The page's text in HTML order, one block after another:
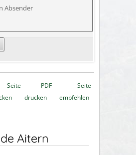
Absender
Seite
PDF
drucken
Seite
empfehlen
Aitern